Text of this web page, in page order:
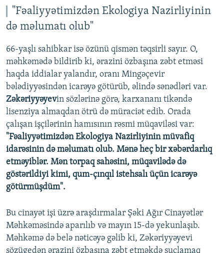
"Fəaliyyətimizdən Ekologiya Nazirliyinin
də məlumatı olub"
66-yaşlı sahibkar isə özünü qismən təqsirli sayır. O,
məhkəmədə bildirib ki, ərazini özbaşına zəbt etməsi
haqda iddialar yalandır, oranı Mingəçevir
bələdiyyəsindən icarəyə götürüb, əlində sənədləri var.
Zəkəriyyəyevin sözlərinə görə, karxananı tikəndə
lisenziya almaqdan ötrü də müraciət edib. Orada
çalışan işçilərinin hamısının rəsmi müqaviləsi var:
"Fəaliyyətimizdən Ekologiya Nazirliyinin müvafiq
idarəsinin də məlumatı olub. Mənə heç bir xəbərdarlıq
etməyiblər. Mən torpaq sahəsini, müqavilədə də
göstərildiyi kimi, qum-çınqıl istehsalı üçün icarəyə
götürmüşdüm".
Bu cinayət işi üzrə araşdırmalar Şəki Ağır Cinayətlər
Məhkəməsində aparılıb və mayın 15-də yekunlaşıb.
Məhkəmə də belə nəticəyə gəlib ki, Zəkəriyyəyevi
sözügedən ərazini özbaşına zəbt etməkdə suçlamaq